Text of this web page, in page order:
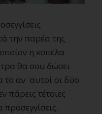
την παρέα της
η κοπέλα
θα σου δώσει
το αν αυτοί οι δύο
πάρεις τέτοιες
προσεγγίσεις.